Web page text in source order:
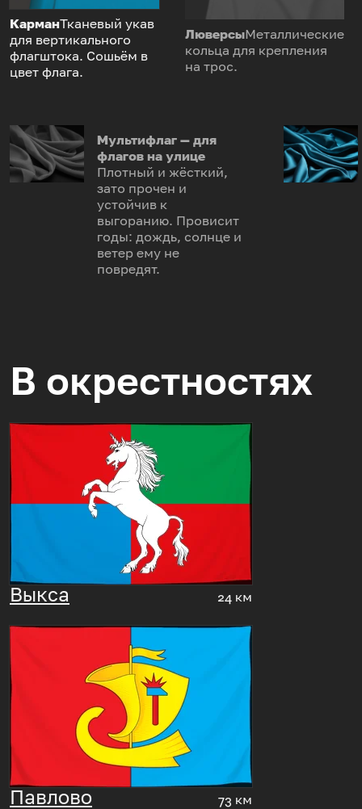
КарманТканевый укав
для вертикального
флагштока. Сошьём в
цвет флага.
ЛюверсыМеталлические
кольца для крепления
на трос.
Мультифлаг — для
флагов на улице
Плотный и жёсткий,
зато прочен и
устойчив к
выгоранию. Провисит
годы: дождь, солнце и
ветер ему не
повредят.
В окрестностях
Выкса 24 км
Павлово 73 км